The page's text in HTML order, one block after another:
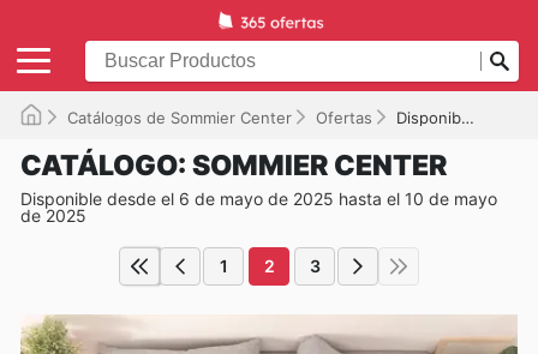
Catálogos de Sommier Center Ofertas Disponible hasta el 10/05/2025
CATÁLOGO: SOMMIER CENTER
Disponible desde el 6 de mayo de 2025 hasta el 10 de mayo
de 2025
1 2 3